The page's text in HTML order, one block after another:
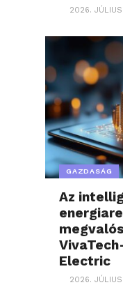
2026. JÚLIUS
GAZDASÁG
Az
Electric
2026.